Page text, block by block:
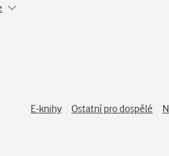
Českého rozhlasu, externí
(ne)obyčejných Kubánců poznáte
o to zuřivější vztek na
E-knihy Ostatní pro dospělé